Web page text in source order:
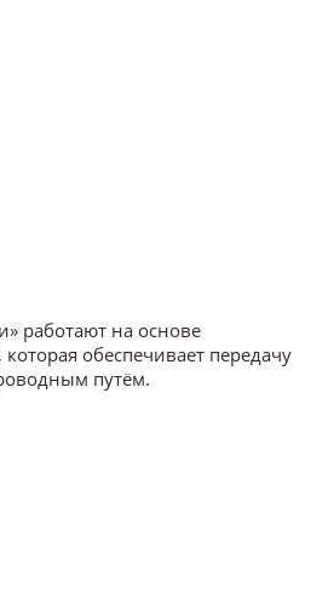
работают на основе
обеспечивает передачу
путём.